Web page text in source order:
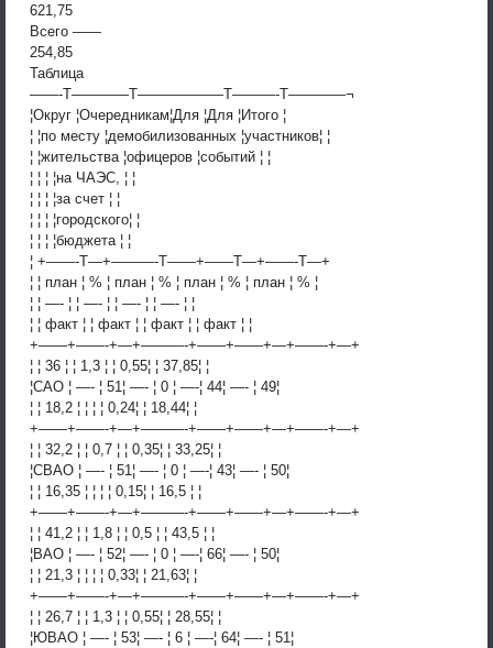
621,75
Всего ——
254,85
Таблица
——-T————T——————T———-T————¬
¦Округ ¦Очередникам¦Для ¦Для ¦Итого ¦
¦ ¦по месту ¦демобилизованных ¦участников¦ ¦
¦ ¦жительства ¦офицеров ¦событий ¦ ¦
¦ ¦ ¦ ¦на ЧАЭС, ¦ ¦
¦ ¦ ¦ ¦за счет ¦ ¦
¦ ¦ ¦ ¦городского¦ ¦
¦ ¦ ¦ ¦бюджета ¦ ¦
¦ +——-T—+———-T——+——T—+——-T—+
¦ ¦ план ¦ % ¦ план ¦ % ¦ план ¦ % ¦ план ¦ % ¦
¦ ¦ —- ¦ ¦ —- ¦ ¦ —- ¦ ¦ —- ¦ ¦
¦ ¦ факт ¦ ¦ факт ¦ ¦ факт ¦ ¦ факт ¦ ¦
+——+——-+—+———-+——+——+—+——-+—+
¦ ¦ 36 ¦ ¦ 1,3 ¦ ¦ 0,55¦ ¦ 37,85¦ ¦
¦САО ¦ —- ¦ 51¦ —- ¦ 0 ¦ —-¦ 44¦ —- ¦ 49¦
¦ ¦ 18,2 ¦ ¦ ¦ ¦ 0,24¦ ¦ 18,44¦ ¦
+——+——-+—+———-+——+——+—+——-+—+
¦ ¦ 32,2 ¦ ¦ 0,7 ¦ ¦ 0,35¦ ¦ 33,25¦ ¦
¦СВАО ¦ —- ¦ 51¦ —- ¦ 0 ¦ —-¦ 43¦ —- ¦ 50¦
¦ ¦ 16,35 ¦ ¦ ¦ ¦ 0,15¦ ¦ 16,5 ¦ ¦
+——+——-+—+———-+——+——+—+——-+—+
¦ ¦ 41,2 ¦ ¦ 1,8 ¦ ¦ 0,5 ¦ ¦ 43,5 ¦ ¦
¦ВАО ¦ —- ¦ 52¦ —- ¦ 0 ¦ —-¦ 66¦ —- ¦ 50¦
¦ ¦ 21,3 ¦ ¦ ¦ ¦ 0,33¦ ¦ 21,63¦ ¦
+——+——-+—+———-+——+——+—+——-+—+
¦ ¦ 26,7 ¦ ¦ 1,3 ¦ ¦ 0,55¦ ¦ 28,55¦ ¦
¦ЮВАО ¦ —- ¦ 53¦ —- ¦ 6 ¦ —-¦ 64¦ —- ¦ 51¦